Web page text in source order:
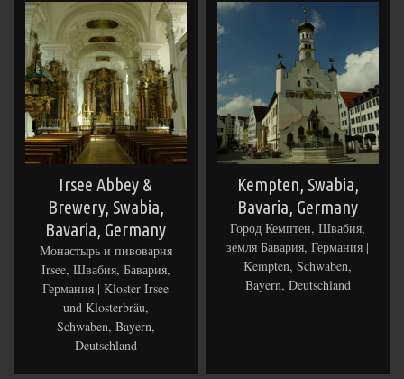
Irsee Abbey &
Brewery, Swabia,
Bavaria, Germany
Монастырь и пивоварня
Irsee, Швабия, Бавария,
Германия | Kloster Irsee
und Klosterbräu,
Schwaben, Bayern,
Deutschland
Kempten, Swabia,
Bavaria, Germany
Город Кемптен, Швабия,
земля Бавария, Германия |
Kempten, Schwaben,
Bayern, Deutschland